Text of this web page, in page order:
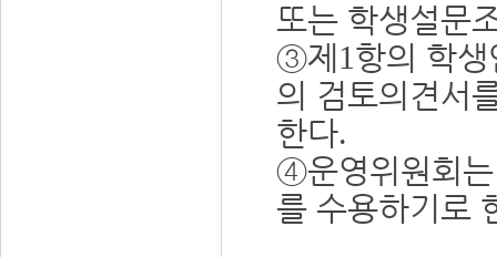
또는 학생설문
③제 1항의 학
의 검토의견서
한다.
④운영위원회
를 수용하기로